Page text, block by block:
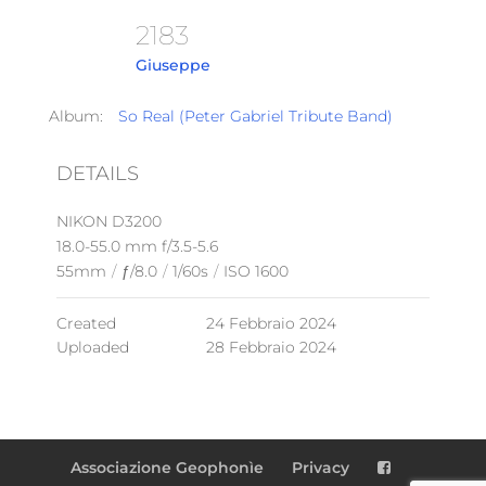
2183
Giuseppe
Album: So Real (Peter Gabriel Tribute Band)
DETAILS
NIKON D3200
18.0-55.0 mm f/3.5-5.6
55mm / ƒ/8.0 / 1/60s / ISO 1600
Created
24 Febbraio 2024
Uploaded
28 Febbraio 2024
Associazione Geophonìe Privacy